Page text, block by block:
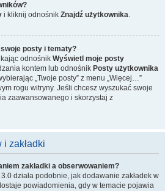
i kliknij odnośnik Znajdź użytkownika.
posty i tematy?
odnośnik Wyświetl moje posty
kontem lub odnośnik Posty użytkownika
„Twoje posty” z menu „Więcej…”
rogu witryny. Jeśli chcesz wyszukać swoje
zaawansowanego i skorzystaj z
zakładki
zakładki a obserwowaniem?
działa podobnie, jak dodawanie zakładek w
powiadomienia, gdy w temacie pojawia